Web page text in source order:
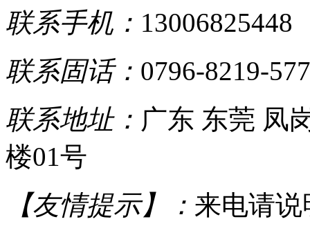
联系手机： 13006825448
联系固话： 0796-8219-
联系地址： 广东 东莞 凤
楼01号
【友情提示】： 来电请